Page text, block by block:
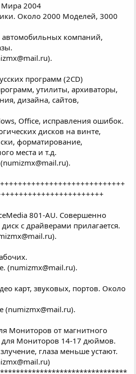
Мира 2004
Около 2000 Моделей, 3000
автомобильных компаний,
программ (2CD)
утилиты, архиваторы,
дизайна, сайтов,
Office, исправления ошибок.
дисков на винте,
форматирование,
места и т.д.
801-AU. Совершенно
с драйверами прилагается.
(numizmx@mail.ru).
карт, звуковых, портов. Около
(numizmx@mail.ru).
Мониторов от магнитного
для Мониторов 14-17 дюймов.
глаза меньше устают.